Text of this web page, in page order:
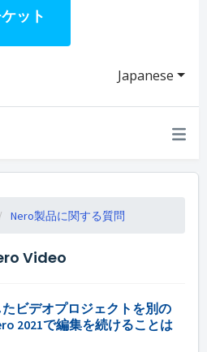
ット
Japanese
Nero製品に関する質問
Video
たビデオプロジェクトを別の
2021で編集を続けることは